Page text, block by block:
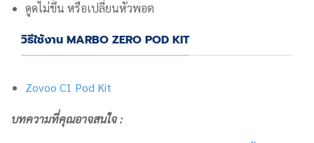
ดูดไม่ขึ้น หรือเปลี่ยนหัวพอต
วิธีใช้งาน MARBO ZERO POD KIT
Zovoo C1 Pod Kit
บทความที่คุณอาจสนใจ :